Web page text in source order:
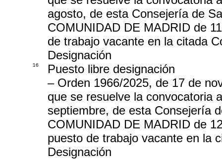
agosto, de esta Consejería de
COMUNIDAD DE MADRID de
de trabajo vacante en la citada
Designación
16
Puesto libre designación
– Orden 1966/2025, de 17 de
que se resuelve la convocatoria
septiembre, de esta Consejería
COMUNIDAD DE MADRID de
puesto de trabajo vacante en la
Designación